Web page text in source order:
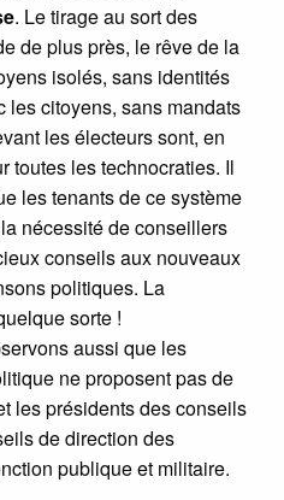
. Le tirage au sort des
de plus près, le rêve de la
isolés, sans identités
citoyens, sans mandats
les électeurs sont, en
toutes les technocraties. Il
les tenants de ce système
nécessité de conseillers
conseils aux nouveaux
politiques. La
sorte !
aussi que les
ne proposent pas de
les présidents des conseils
de direction des
publique et militaire.